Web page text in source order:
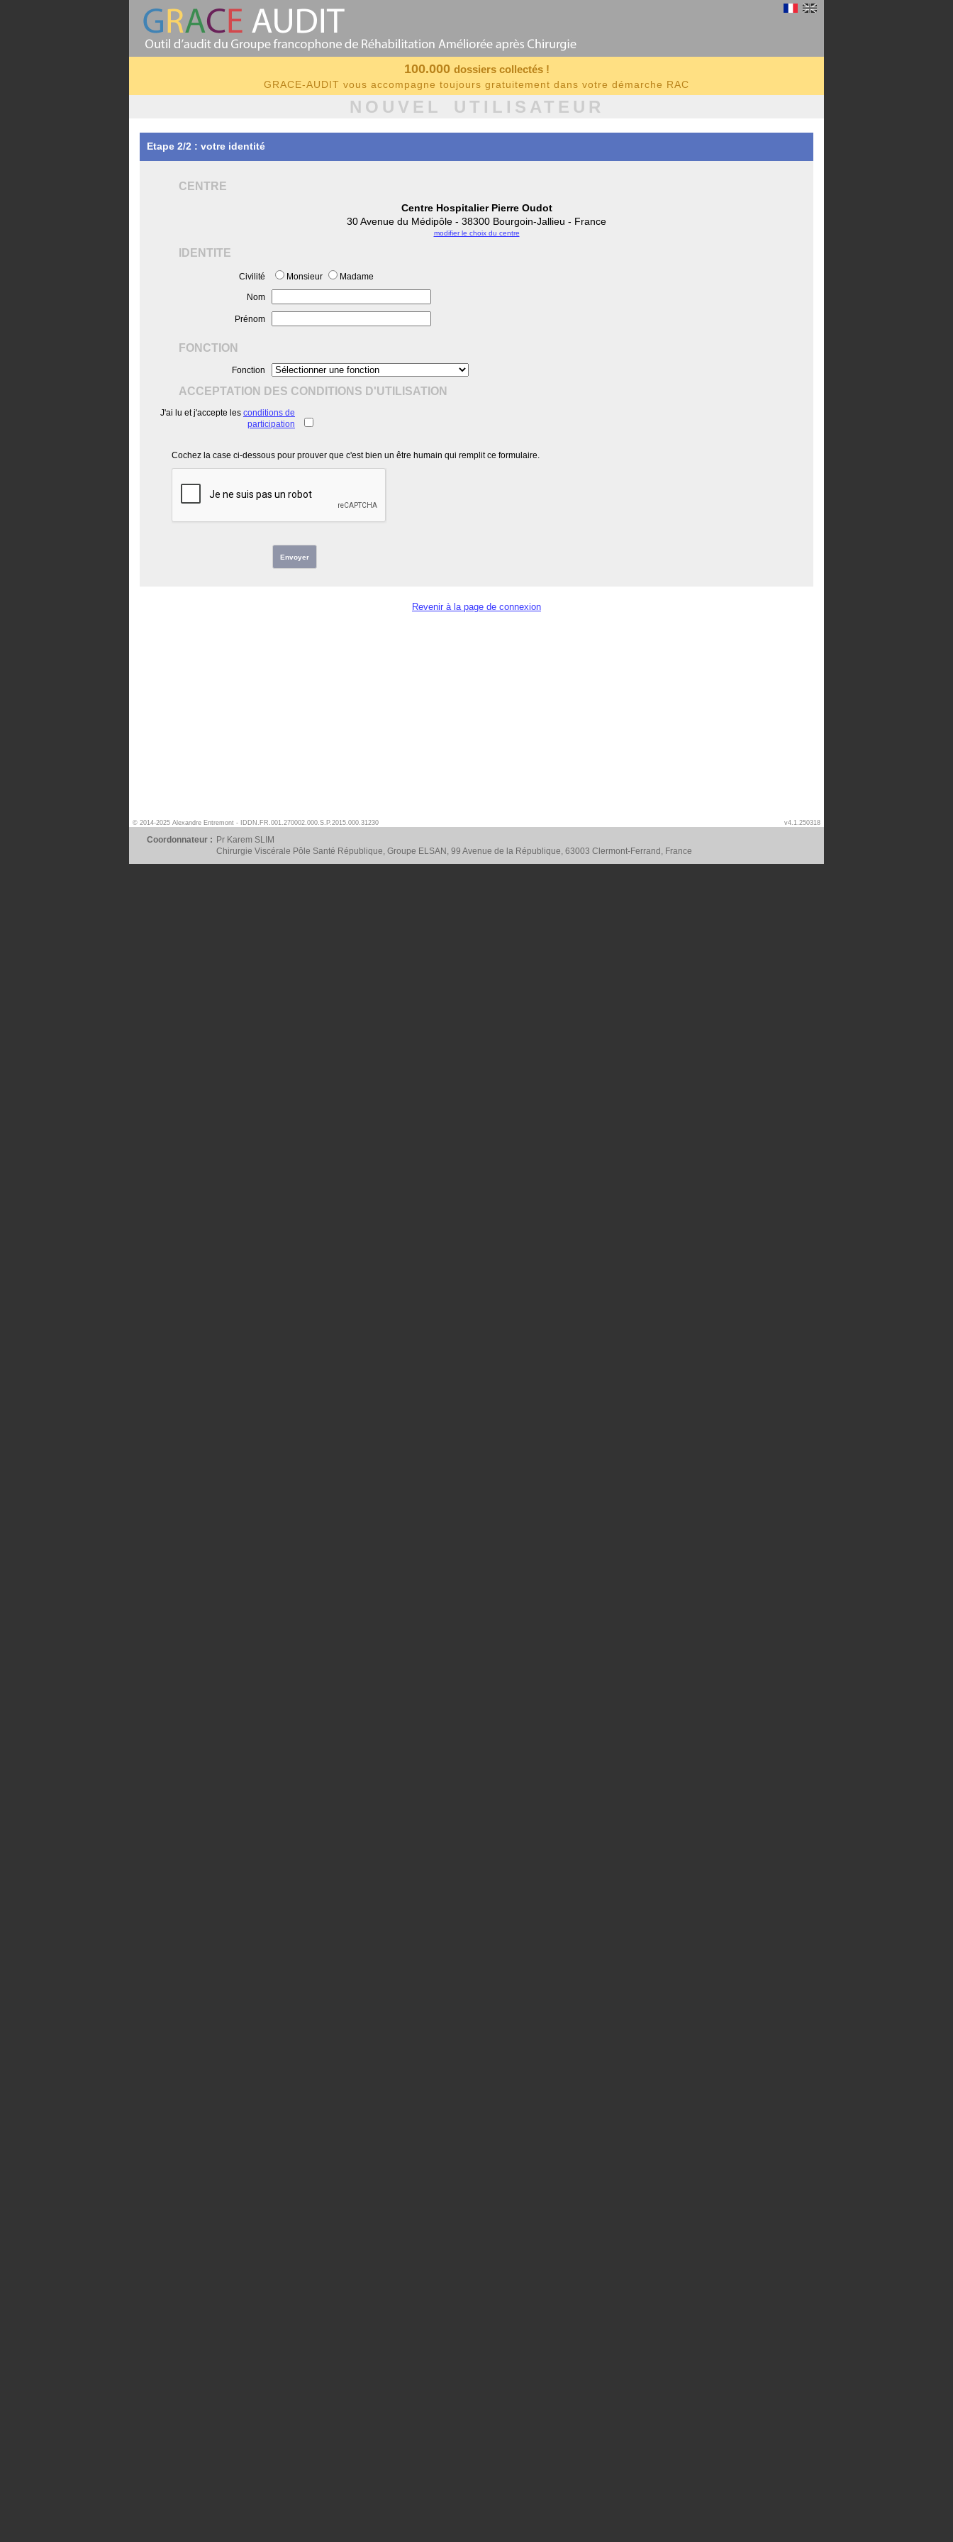
100.000 dossiers collectés !
GRACE-AUDIT vous accompagne toujours gratuitement dans votre démarche RAC
NOUVEL UTILISATEUR
Etape 2/2 : votre identité
CENTRE
Centre Hospitalier Pierre Oudot
30 Avenue du Médipôle - 38300 Bourgoin-Jallieu - France
modifier le choix du centre
IDENTITE
Civilité Monsieur Madame
Nom
Prénom
FONCTION
Fonction
ACCEPTATION DES CONDITIONS D'UTILISATION
J'ai lu et j'accepte les conditions de
participation
Cochez la case ci-dessous pour prouver que c'est bien un être humain qui remplit ce formulaire.
Envoyer
Revenir à la page de connexion
© 2014-2025 Alexandre Entremont - IDDN.FR.001.270002.000.S.P.2015.000.31230 v4.1.250318
Coordonnateur : Pr Karem SLIM
Chirurgie Viscérale Pôle Santé République, Groupe ELSAN, 99 Avenue de la République, 63003 Clermont-Ferrand, France